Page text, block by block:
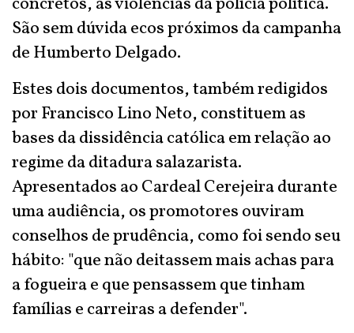
São sem dúvida ecos próximos da campanha
de Humberto Delgado.
Estes dois documentos, também redigidos
por Francisco Lino Neto, constituem as
bases da dissidência católica em relação ao
regime da ditadura salazarista.
Apresentados ao Cardeal Cerejeira durante
uma audiência, os promotores ouviram
conselhos de prudência, como foi sendo seu
hábito: "que não deitassem mais achas para
a fogueira e que pensassem que tinham
famílias e carreiras a defender".